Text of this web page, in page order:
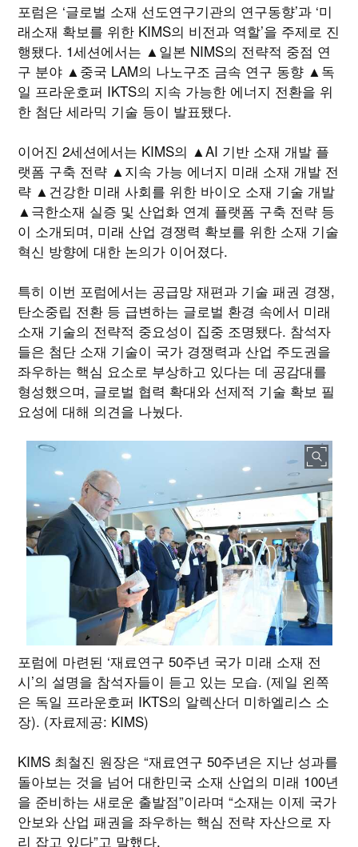
포럼은 ‘글로벌 소재 선도연구기관의 연구동향’과 ‘미
래소재 확보를 위한 KIMS의 비전과 역할’을 주제로 진
행됐다. 1세션에서는 ▲일본 NIMS의 전략적 중점 연
구 분야 ▲중국 LAM의 나노구조 금속 연구 동향 ▲독
일 프라운호퍼 IKTS의 지속 가능한 에너지 전환을 위
한 첨단 세라믹 기술 등이 발표됐다.
이어진 2세션에서는 KIMS의 ▲AI 기반 소재 개발 플
랫폼 구축 전략 ▲지속 가능 에너지 미래 소재 개발 전
략 ▲건강한 미래 사회를 위한 바이오 소재 기술 개발
▲극한소재 실증 및 산업화 연계 플랫폼 구축 전략 등
이 소개되며, 미래 산업 경쟁력 확보를 위한 소재 기술
혁신 방향에 대한 논의가 이어졌다.
특히 이번 포럼에서는 공급망 재편과 기술 패권 경쟁,
탄소중립 전환 등 급변하는 글로벌 환경 속에서 미래
소재 기술의 전략적 중요성이 집중 조명됐다. 참석자
들은 첨단 소재 기술이 국가 경쟁력과 산업 주도권을
좌우하는 핵심 요소로 부상하고 있다는 데 공감대를
형성했으며, 글로벌 협력 확대와 선제적 기술 확보 필
요성에 대해 의견을 나눴다.
포럼에 마련된 ‘재료연구 50주년 국가 미래 소재 전
시’의 설명을 참석자들이 듣고 있는 모습. (제일 왼쪽
은 독일 프라운호퍼 IKTS의 알렉산더 미하엘리스 소
장). (자료제공: KIMS)
KIMS 최철진 원장은 “재료연구 50주년은 지난 성과를
돌아보는 것을 넘어 대한민국 소재 산업의 미래 100년
을 준비하는 새로운 출발점”이라며 “소재는 이제 국가
안보와 산업 패권을 좌우하는 핵심 전략 자산으로 자
리 잡고 있다”고 말했다.